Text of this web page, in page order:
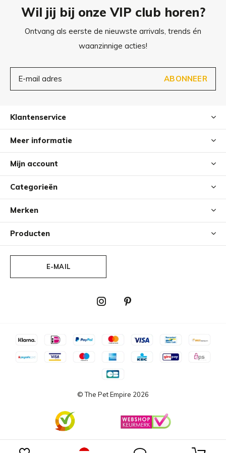
89x59 cm
104x69 cm
Wil jij bij onze VIP club horen?
Ontvang als eerste de nieuwste arrivals, trends én
waanzinnige acties!
ABONNEER
Klantenservice
Meer informatie
Mijn account
Categorieën
Merken
Producten
E-MAIL
© The Pet Empire 2026